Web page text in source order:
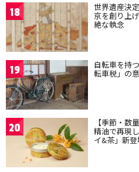
18 世界遺産決
京を創り上
絶な執念
19 自転車を持
転車税」の
20 【季節・数
精油で再現
イ&茶」新